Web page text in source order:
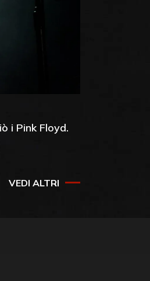
i Pink Floyd.
VEDI ALTRI